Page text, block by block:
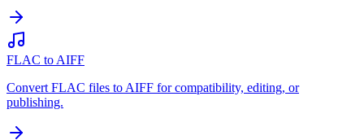
FLAC to AIFF
Convert FLAC files to AIFF for compatibility, editing, or
publishing.